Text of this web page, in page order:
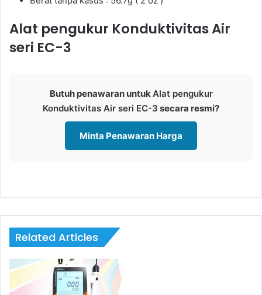
Alat pengukur Konduktivitas Air
seri EC-3
Butuh penawaran untuk Alat pengukur
Konduktivitas Air seri EC-3 secara resmi?
Minta Penawaran Harga
Related Articles